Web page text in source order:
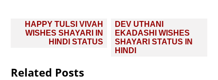
Post
navigation
HAPPY TULSI VIVAH
WISHES SHAYARI IN
HINDI STATUS
DEV UTHANI
EKADASHI WISHES
SHAYARI STATUS IN
HINDI
Related Posts